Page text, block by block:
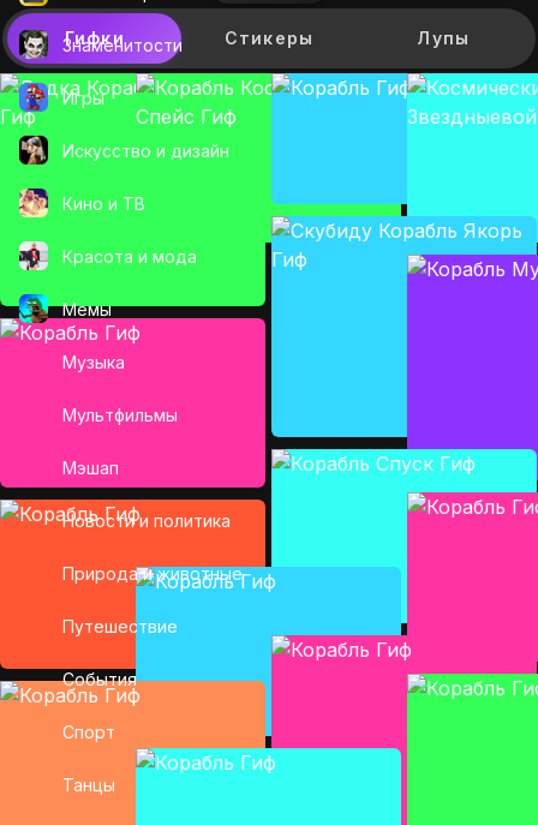
Знаменитости
Игры
Искусcтво и дизайн
Кино и ТВ
Красота и мода
Мемы
Музыка
Мультфильмы
Мэшап
Новости и политика
Природа и животные
Путешествие
События
Спорт
Танцы
Гифки Стикеры Лупы